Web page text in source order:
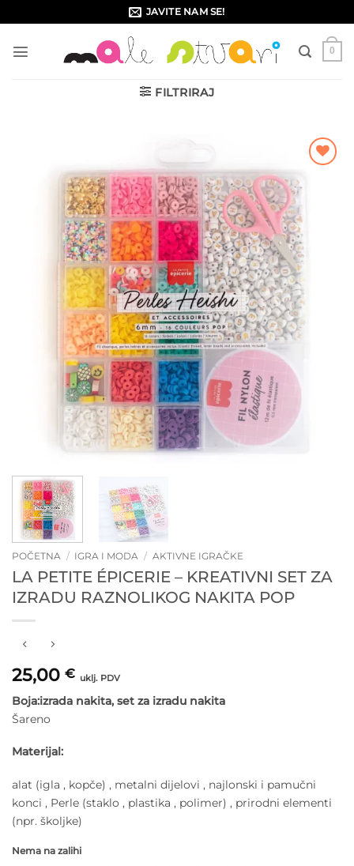
to
content
JAVITE NAM SE!
0
FILTRIRAJ
Dodajte
na listu
POČETNA / IGRA I MODA / AKTIVNE IGRAČKE
LA PETITE ÉPICERIE – KREATIVNI SET ZA
IZRADU RAZNOLIKOG NAKITA POP
25,00 € uklj. PDV
Boja:izrada nakita, set za izradu nakita
Šareno
Materijal:
alat (igla , kopče) , metalni dijelovi , najlonski i pamučni
konci , Perle (staklo , plastika , polimer) , prirodni elementi
(npr. školjke)
Nema na zalihi